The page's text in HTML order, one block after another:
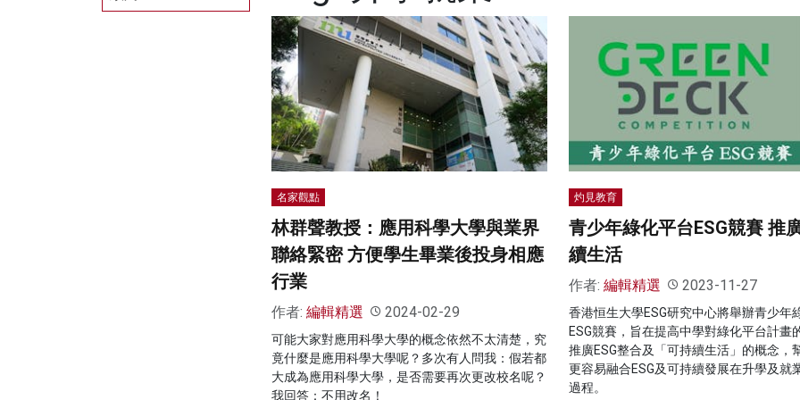
名家觀點
林群聲教授：應用科學大學與業界
聯絡緊密 方便學生畢業後投身相應
行業
作者: 編輯精選 2024-02-29
可能大家對應用科學大學的概念依然不太清楚，究
竟什麼是應用科學大學呢？多次有人問我：假若都
大成為應用科學大學，是否需要再次更改校名呢？
我回答：不用改名！
灼見教育
青少年綠化平台ESG競賽 推
續生活
作者: 編輯精選 2023-11-27
香港恒生大學ESG研究中心將舉辦青少年
ESG競賽，旨在提高中學對綠化平台計畫
推廣ESG整合及「可持續生活」的概念，
更容易融合ESG及可持續發展在升學及就
過程。